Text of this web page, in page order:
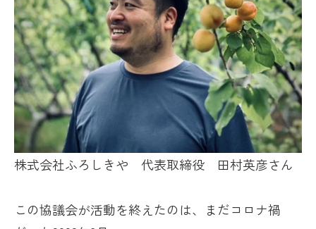
株式会社ふろしきや 代表取締役 田村英彦さん
この協議会が活動を終えたのは、まだコロナ禍